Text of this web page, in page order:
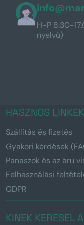
H-P 8:30-
nyelvű)
HASZNOS LINKEK
Szállítás és fizetés
Gyakori kérdések
Panaszok és az áru
Felhasználási
GDPR
KINEK KERESEL